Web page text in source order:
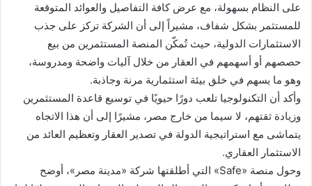
على النظام بسهولة، مع عرض كافة التفاصيل والعوائد المتوقعة
للمستثمر بشكل شفاف، مشيراً إلى أن الشركة تركز على جذب
الاستثمارات الدولية، حيث تُمكّن المنصة المستثمرين من بيع
حصصهم أو أسهمهم في العقار من خلال آليات واضحة ومدروسة،
وهو ما يسهم في خلق بيئة استثمارية مرنة وجاذبة.
وأكد أن التكنولوجيا تلعب دورًا حيويًا في توسيع قاعدة المستثمرين
وزيادة ثقتهم، لا سيما من خارج مصر، مشيرًا إلى أن هذا الاتجاه
يتماشى مع استراتيجية الدولة في تصدير العقار وتعظيم العائد من
الاستثمار العقاري.
وحول منصة «Safe» التي أطلقتها شركة «مدينة مصر»، أوضح